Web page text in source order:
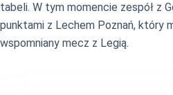
tabeli. W tym momencie zespół z
punktami z Lechem Poznań, który
wspomniany mecz z Legią.